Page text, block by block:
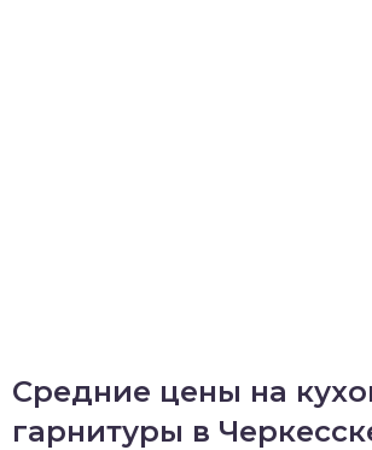
Средние цены на
гарнитуры в